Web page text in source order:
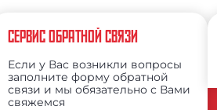
СЕРВИС ОБРАТНОЙ СВЯЗИ
Если у Вас возникли вопросы
заполните форму обратной
связи и мы обязательно с Вами
свяжемся